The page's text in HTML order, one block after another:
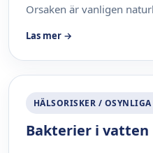
Orsaken är vanligen
Las mer →
HÄLSORISKER /
Bakterier i vatten